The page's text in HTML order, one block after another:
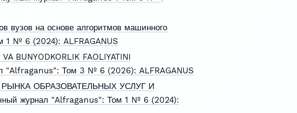
вузов на основе алгоритмов машинного
1 № 6 (2024): ALFRAGANUS
BUNYODKORLIK FAOLIYATINI
"Alfraganus": Том 3 № 6 (2026): ALFRAGANUS
ОБРАЗОВАТЕЛЬНЫХ УСЛУГ И
журнал "Alfraganus": Том 1 № 6 (2024):